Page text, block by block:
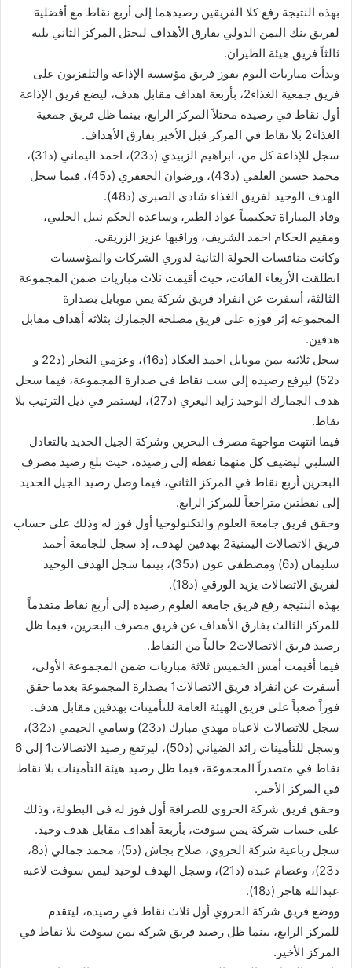
بهذه النتيجة رفع كلا الفريقين رصيدهما إلى أربع نقاط مع أفضلية
لفريق بنك اليمن الدولي بفارق الأهداف ليحتل المركز الثاني يليه
ثالثاً فريق هيئة الطيران.
وبدأت مباريات اليوم بفوز فريق مؤسسة الإذاعة والتلفزيون على
فريق جمعية الغذاء2، بأربعة اهداف مقابل هدف، ليضع فريق الإذاعة
أول نقاط في رصيده محتلاً المركز الرابع، بينما ظل فريق جمعية
الغذاء2 بلا نقاط في المركز قبل الأخير بفارق الأهداف.
سجل للإذاعة كل من، ابراهيم الزبيدي (د23)، احمد اليماني (د31)،
محمد حسين العلفي (د43)، ورضوان الجعفري (د45)، فيما سجل
الهدف الوحيد لفريق الغذاء شادي الصبري (د48).
وقاد المباراة تحكيمياً عواد الطير، وساعده الحكم نبيل الحلبي،
ومقيم الحكام احمد الشريف، وراقبها عزيز الزريقي.
وكانت منافسات الجولة الثانية لدوري الشركات والمؤسسات
انطلقت الأربعاء الفائت، حيث أقيمت ثلاث مباريات ضمن المجموعة
الثالثة، أسفرت عن انفراد فريق شركة يمن موبايل بصدارة
المجموعة إثر فوزه على فريق مصلحة الجمارك بثلاثة أهداف مقابل
هدفين.
سجل ثلاثية يمن موبايل احمد العكاد (د16)، وعزمي النجار (د22 و
د52) ليرفع رصيده إلى ست نقاط في صدارة المجموعة، فيما سجل
هدف الجمارك الوحيد زايد اليعري (د27)، ليستمر في ذيل الترتيب بلا
نقاط.
فيما انتهت مواجهة مصرف البحرين وشركة الجيل الجديد بالتعادل
السلبي ليضيف كل منهما نقطة إلى رصيده، حيث بلغ رصيد مصرف
البحرين أربع نقاط في المركز الثاني، فيما وصل رصيد الجيل الجديد
إلى نقطتين متراجعاً للمركز الرابع.
وحقق فريق جامعة العلوم والتكنولوجيا أول فوز له وذلك على حساب
فريق الاتصالات اليمنية2 بهدفين لهدف، إذ سجل للجامعة أحمد
سليمان (د6) ومصطفى عون (د35)، بينما سجل الهدف الوحيد
لفريق الاتصالات يزيد الورقي (د18).
بهذه النتيجة رفع فريق جامعة العلوم رصيده إلى أربع نقاط متقدماً
للمركز الثالث بفارق الأهداف عن فريق مصرف البحرين، فيما ظل
رصيد فريق الاتصالات2 خالياً من النقاط.
فيما أقيمت أمس الخميس ثلاثة مباريات ضمن المجموعة الأولى،
أسفرت عن انفراد فريق الاتصالات1 بصدارة المجموعة بعدما حقق
فوزاً صعباً على فريق الهيئة العامة للتأمينات بهدفين مقابل هدف.
سجل للاتصالات لاعباه مهدي مبارك (د23) وسامي الحيمي (د32)،
وسجل للتأمينات رائد الضياني (د50)، ليرتفع رصيد الاتصالات1 إلى 6
نقاط في متصدراً المجموعة، فيما ظل رصيد هيئة التأمينات بلا نقاط
في المركز الأخير.
وحقق فريق شركة الحروي للصرافة أول فوز له في البطولة، وذلك
على حساب شركة يمن سوفت، بأربعة أهداف مقابل هدف وحيد.
سجل رباعية شركة الحروي، صلاح بجاش (د5)، محمد جمالي (د8،
د23)، وعصام عبده (د21)، وسجل الهدف لوحيد ليمن سوفت لاعبه
عبدالله هاجر (د18).
ووضع فريق شركة الحروي أول ثلاث نقاط في رصيده، ليتقدم
للمركز الرابع، بينما ظل رصيد فريق شركة يمن سوفت بلا نقاط في
المركز الأخير.